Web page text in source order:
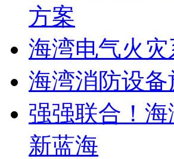
方案
海湾电气火
海湾消防设
强强联合！
新蓝海